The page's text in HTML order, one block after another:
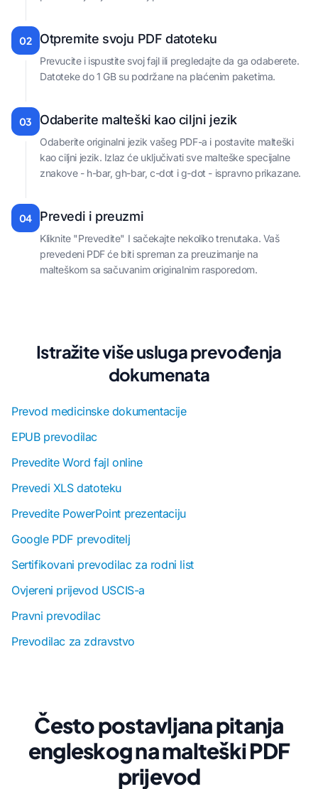
02 Otpremite svoju PDF datoteku
Prevucite i ispustite svoj fajl ili pregledajte da ga odaberete.
Datoteke do 1 GB su podržane na plaćenim paketima.
03 Odaberite malteški kao ciljni jezik
Odaberite originalni jezik vašeg PDF-a i postavite malteški
kao ciljni jezik. Izlaz će uključivati sve malteške specijalne
znakove - h-bar, gh-bar, c-dot i g-dot - ispravno prikazane.
04 Prevedi i preuzmi
Kliknite "Prevedite" I sačekajte nekoliko trenutaka. Vaš
prevedeni PDF će biti spreman za preuzimanje na
malteškom sa sačuvanim originalnim rasporedom.
Istražite više usluga prevođenja
dokumenata
Prevod medicinske dokumentacije
EPUB prevodilac
Prevedite Word fajl online
Prevedi XLS datoteku
Prevedite PowerPoint prezentaciju
Google PDF prevoditelj
Sertifikovani prevodilac za rodni list
Ovjereni prijevod USCIS-a
Pravni prevodilac
Prevodilac za zdravstvo
Često postavljana pitanja
engleskog na malteški PDF
prijevod